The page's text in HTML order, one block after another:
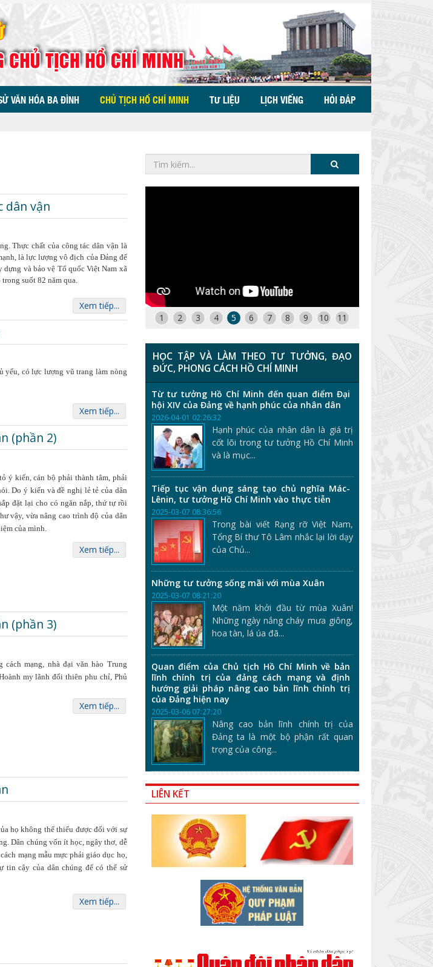
VĂN HÓA BA ĐÌNH CHỦ TỊCH HỒ CHÍ MINH TƯ LIỆU LỊCH VIẾNG HỎI ĐÁP
dân vận
Thực chất của công tác dân vận là
là lực lượng vô địch của Đảng để
và bảo vệ Tổ quốc Việt Nam xã
suốt 82 năm qua.
Xem tiếp...
yếu, có lực lượng vũ trang làm nòng
Xem tiếp...
(phần 2)
ý kiến, cán bộ phải thành tâm, phải
Do ý kiến và đề nghị lẻ tẻ của dân
đặt lại cho có ngăn nắp, thứ tự rồi
vậy, vừa nâng cao trình độ của dân
của mình.
Xem tiếp...
(phần 3)
mạng, nhà đại văn hào Trung
my lãnh đối thiên phu chỉ, Phủ
Xem tiếp...
họ không thể thiếu được đối với sự
Dân chúng vốn ít học, ngây thơ, dễ
mạng mẫu mực phải giáo dục họ,
tin cậy của dân chúng để có thể sử
Xem tiếp...
1 2 3 4 5 6 7 8 9 10 11
HỌC TẬP VÀ LÀM THEO TƯ TƯỞNG, ĐẠO
ĐỨC, PHONG CÁCH HỒ CHÍ MINH
Từ tư tưởng Hồ Chí Minh đến quan điểm Đại
hội XIV của Đảng về hạnh phúc của nhân dân
2026-04-01 02:26:32
Hạnh phúc của nhân dân là giá trị
cốt lõi trong tư tưởng Hồ Chí Minh
và là mục...
Tiếp tục vận dụng sáng tạo chủ nghĩa Mác-
Lênin, tư tưởng Hồ Chí Minh vào thực tiễn
2025-03-07 08:36:56
Trong bài viết Rạng rỡ Việt Nam,
Tổng Bí thư Tô Lâm nhắc lại lời dạy
của Chủ...
Những tư tưởng sống mãi với mùa Xuân
2025-03-07 08:21:20
Một năm khởi đầu từ mùa Xuân!
Những ngày nắng cháy mưa giông,
hoa tàn, lá úa đã...
Quan điểm của Chủ tịch Hồ Chí Minh về bản
lĩnh chính trị của đảng cách mạng và định
hướng giải pháp nâng cao bản lĩnh chính trị
của Đảng hiện nay
2025-03-06 07:27:20
Nâng cao bản lĩnh chính trị của
Đảng ta là một bộ phận rất quan
trọng của công...
LIÊN KẾT